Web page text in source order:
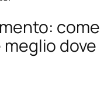
come
dove